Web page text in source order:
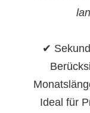
✔
Ideal für